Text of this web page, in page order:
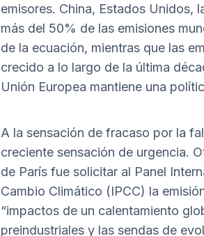
emisores. China, Estados Unidos,
más del 50% de las emisiones
de la ecuación, mientras que las
crecido a lo largo de la última
Unión Europea mantiene una
A la sensación de fracaso por la
creciente sensación de urgencia.
de París fue solicitar al Panel
Cambio Climático (IPCC) la
“impactos de un calentamiento
preindustriales y las sendas de